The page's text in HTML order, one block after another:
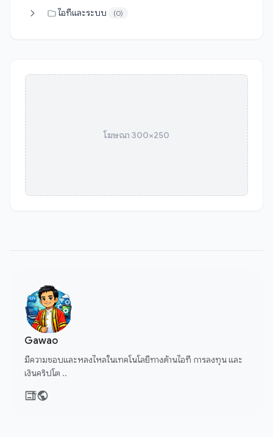
ไอทีและระบบ (0)
โฆษณา 300×250
Gawao
มีความชอบและหลงไหลในเทคโนโลยีทางด้านไอที การลงทุน และ
เงินคริปโต ..